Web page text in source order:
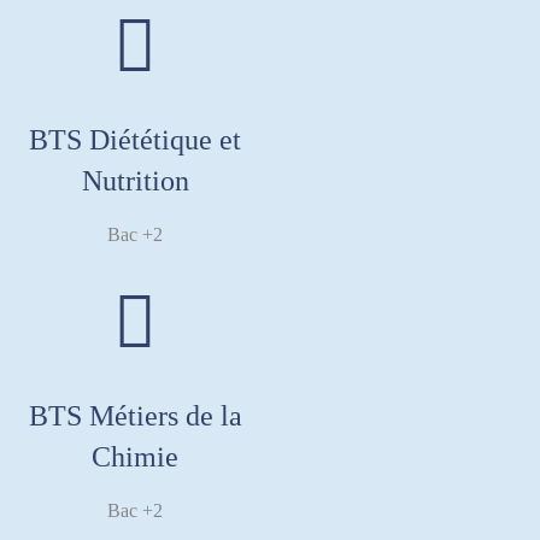
BTS Diététique et
Nutrition
Bac +2
BTS Métiers de la
Chimie
Bac +2